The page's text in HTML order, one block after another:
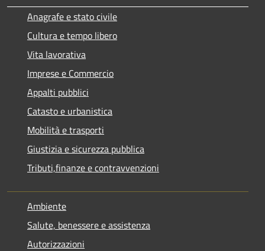
Anagrafe e stato civile
Cultura e tempo libero
Vita lavorativa
Imprese e Commercio
Appalti pubblici
Catasto e urbanistica
Mobilità e trasporti
Giustizia e sicurezza pubblica
Tributi,finanze e contravvenzioni
Ambiente
Salute, benessere e assistenza
Autorizzazioni